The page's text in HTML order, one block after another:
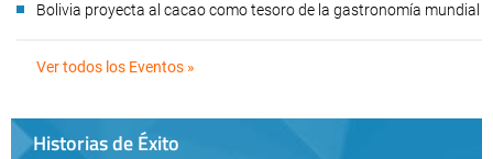
Bolivia proyecta al cacao como tesoro de la gastronomía mundial
Ver todos los Eventos »
Historias de Éxito